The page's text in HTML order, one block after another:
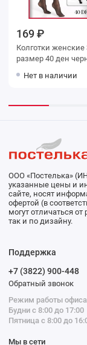
169 ₽
Колготки женские 3
размер 40 ден черные
Нет в наличии
ООО «Постелька»
указанные цены и
сайте, носят
офертой (в
могут отличаться
так и по дизайну.
Поддержка
+7 (3822) 900-448
Обратный звонок
Режим работы офиса
Будни с 8:00 до 17:00
Пятница с 8:00 до
Мы в сети